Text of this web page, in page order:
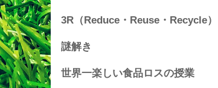
3R（Reduce・Reuse・Recycle）
謎解き
世界一楽しい食品ロスの授業